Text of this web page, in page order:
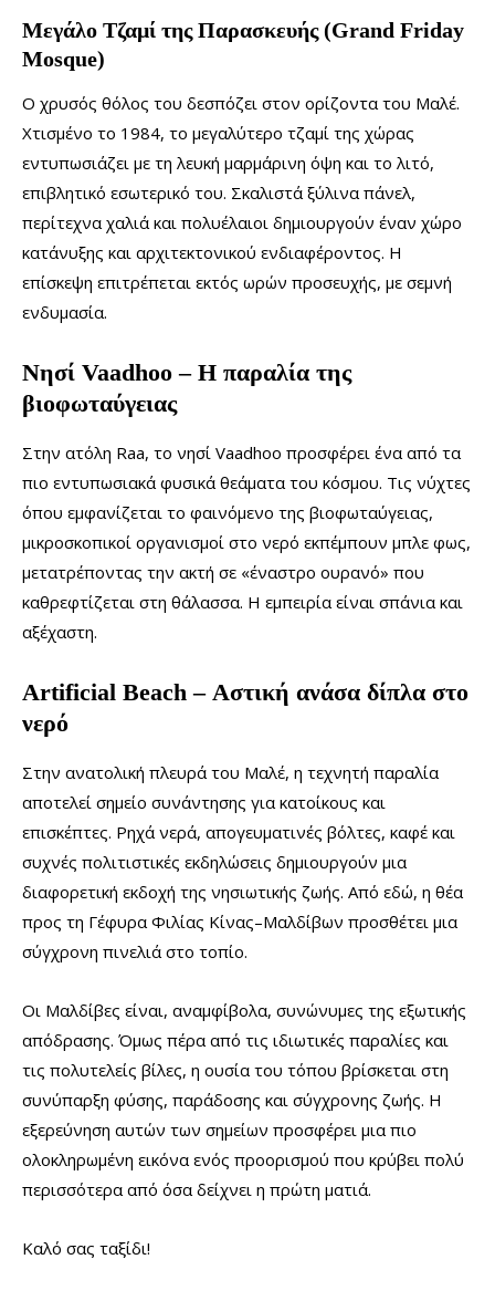
Μεγάλο Τζαμί της Παρασκευής (Grand Friday
Mosque)
Ο χρυσός θόλος του δεσπόζει στον ορίζοντα του Μαλέ.
Χτισμένο το 1984, το μεγαλύτερο τζαμί της χώρας
εντυπωσιάζει με τη λευκή μαρμάρινη όψη και το λιτό,
επιβλητικό εσωτερικό του. Σκαλιστά ξύλινα πάνελ,
περίτεχνα χαλιά και πολυέλαιοι δημιουργούν έναν χώρο
κατάνυξης και αρχιτεκτονικού ενδιαφέροντος. Η
επίσκεψη επιτρέπεται εκτός ωρών προσευχής, με σεμνή
ενδυμασία.
Νησί Vaadhoo – Η παραλία της
βιοφωταύγειας
Στην ατόλη Raa, το νησί Vaadhoo προσφέρει ένα από τα
πιο εντυπωσιακά φυσικά θεάματα του κόσμου. Τις νύχτες
όπου εμφανίζεται το φαινόμενο της βιοφωταύγειας,
μικροσκοπικοί οργανισμοί στο νερό εκπέμπουν μπλε φως,
μετατρέποντας την ακτή σε «έναστρο ουρανό» που
καθρεφτίζεται στη θάλασσα. Η εμπειρία είναι σπάνια και
αξέχαστη.
Artificial Beach – Αστική ανάσα δίπλα στο
νερό
Στην ανατολική πλευρά του Μαλέ, η τεχνητή παραλία
αποτελεί σημείο συνάντησης για κατοίκους και
επισκέπτες. Ρηχά νερά, απογευματινές βόλτες, καφέ και
συχνές πολιτιστικές εκδηλώσεις δημιουργούν μια
διαφορετική εκδοχή της νησιωτικής ζωής. Από εδώ, η θέα
προς τη Γέφυρα Φιλίας Κίνας–Μαλδίβων προσθέτει μια
σύγχρονη πινελιά στο τοπίο.
Οι Μαλδίβες είναι, αναμφίβολα, συνώνυμες της εξωτικής
απόδρασης. Όμως πέρα από τις ιδιωτικές παραλίες και
τις πολυτελείς βίλες, η ουσία του τόπου βρίσκεται στη
συνύπαρξη φύσης, παράδοσης και σύγχρονης ζωής. Η
εξερεύνηση αυτών των σημείων προσφέρει μια πιο
ολοκληρωμένη εικόνα ενός προορισμού που κρύβει πολύ
περισσότερα από όσα δείχνει η πρώτη ματιά.
Καλό σας ταξίδι!